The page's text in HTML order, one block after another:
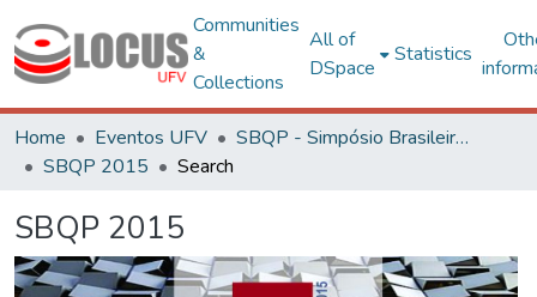
Communities
&
Collections
All of
DSpace
Statistics
Home Eventos UFV
SBQP - Simpósio Brasileiro de Qualidade do Projeto no Ambiente Construído
SBQP 2015
Search
SBQP 2015